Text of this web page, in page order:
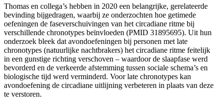
Thomas en collega’s hebben in 2020 een belangrijke, gerelateerde
bevinding bijgedragen, waarbij ze onderzochten hoe getimede
oefeningen de faseverschuivingen van het circadiane ritme bij
verschillende chronotypes beïnvloeden (PMID 31895695). Uit hun
onderzoek bleek dat avondoefeningen bij personen met late
chronotypes (natuurlijke nachtbrakers) het circadiane ritme feitelijk
in een gunstige richting verschoven – waardoor de slaapfase werd
bevorderd en de verkeerde afstemming tussen sociale schema’s en
biologische tijd werd verminderd. Voor late chronotypes kan
avondoefening de circadiane uitlijning verbeteren in plaats van deze
te verstoren.